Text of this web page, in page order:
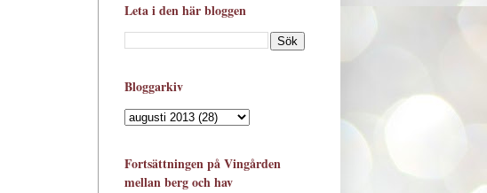
Leta i den här bloggen
Bloggarkiv
Fortsättningen på Vingården
mellan berg och hav